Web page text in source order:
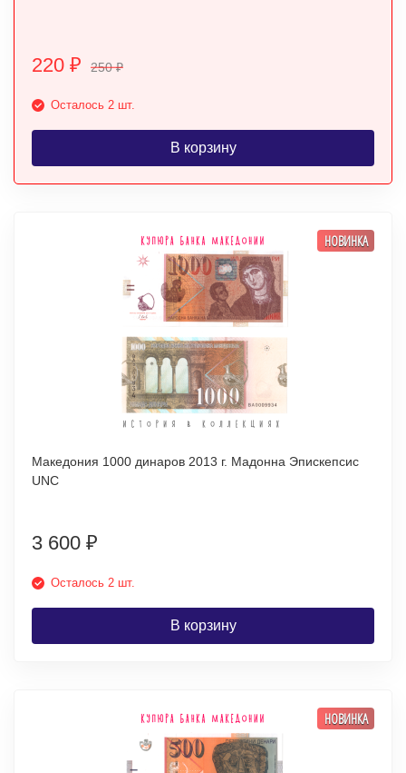
220 ₽ 250₽
Осталось 2 шт.
В корзину
НОВИНКА
Македония 1000 динаров 2013 г. Мадонна Эпискепсис
UNC
3 600 ₽
Осталось 2 шт.
В корзину
НОВИНКА